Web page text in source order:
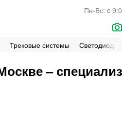
Пн-Вс: c
Трековые системы
–